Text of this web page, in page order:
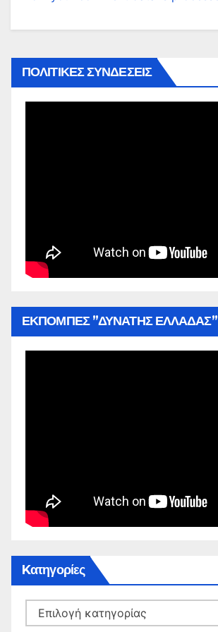
ΠΟΛΙΤΙΚΕΣ ΣΥΝΔΕΣΕΙΣ
ΕΚΠΟΜΠΕΣ ”ΔΥΝΑΤΗΣ ΕΛΛΑΔΑΣ”
Kατηγορίες
Kατηγορίες